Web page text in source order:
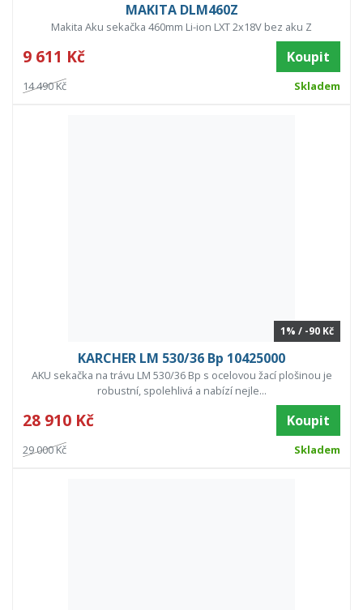
MAKITA DLM460Z
Makita Aku sekačka 460mm Li-ion LXT 2x18V bez aku Z
9 611 Kč Koupit
14 490 Kč Skladem
1% / -90 Kč
KARCHER LM 530/36 Bp 10425000
AKU sekačka na trávu LM 530/36 Bp s ocelovou žací plošinou je
robustní, spolehlivá a nabízí nejle...
28 910 Kč Koupit
29 000 Kč Skladem